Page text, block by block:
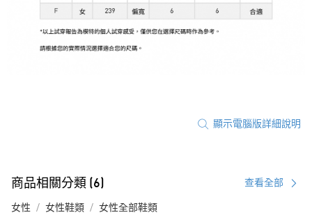
顯示電腦版詳細說明
商品相關分類 (6) 查看全部
女性 女性鞋類 女性全部鞋類